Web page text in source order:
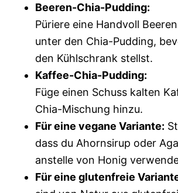
Beeren-Chia-Pudding:
Püriere eine Handvoll
unter den Chia-Pudding,
den Kühlschrank stellst.
Kaffee-Chia-Pudding:
Füge einen Schuss kalten
Chia-Mischung hinzu.
Für eine vegane Variante:
dass du Ahornsirup oder
anstelle von Honig
Für eine glutenfreie